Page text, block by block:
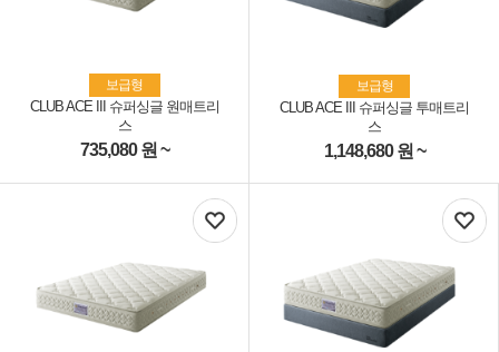
보급형
CLUB ACE III 슈퍼싱글 원매트리
스
735,080원 ~
보급형
CLUB ACE III 슈퍼싱글 투매트리
스
1,148,680원 ~